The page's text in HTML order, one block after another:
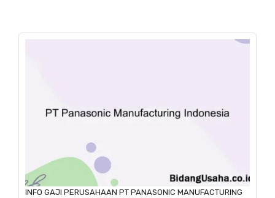
INFO GAJI PERUSAHAAN PT PANASONIC MANUFACTURING